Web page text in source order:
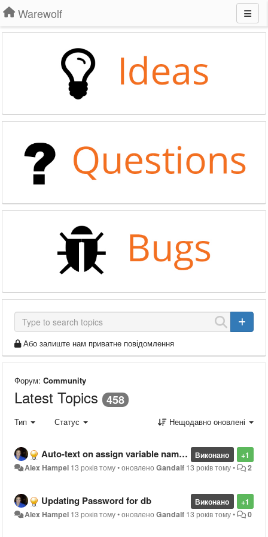
Warewolf
Або залиште нам приватне повідомлення
Форум: Community
Latest Topics 458
Тип Статус Нещодавно оновлені
+1
Виконано
Auto-text on assign variable names
Alex Hampel 13 років тому•оновленоGandalf 13 років тому• 2
+1
Виконано
Updating Password for db
Alex Hampel 13 років тому•оновленоGandalf 13 років тому• 0